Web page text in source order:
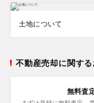
土地について
不動産売却に関す
無料査